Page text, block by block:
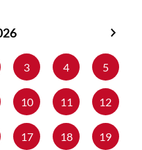
3 4 5
10 11 12
17 18 19